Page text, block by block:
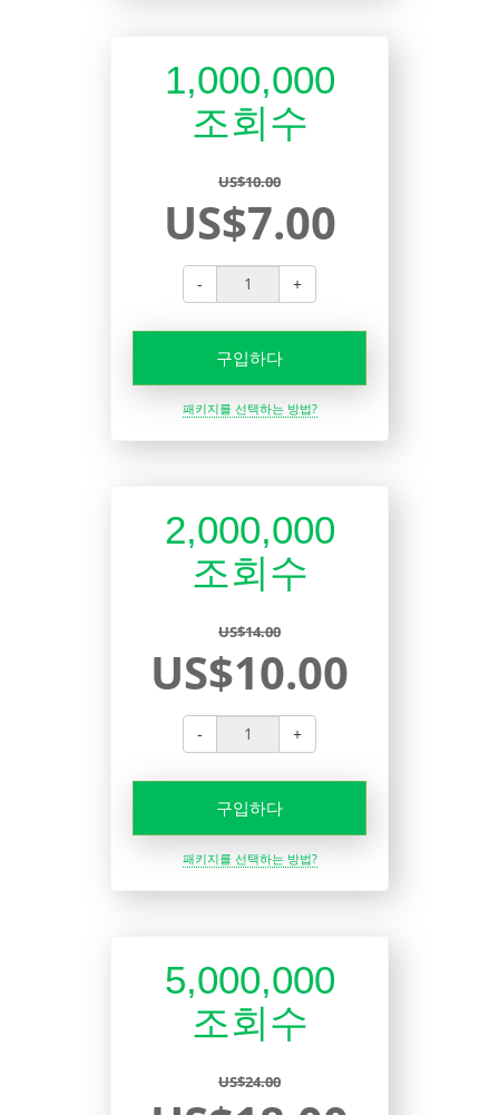
1,000,000
조회수
US$10.00
US$7.00
- +
구입하다
패키지를 선택하는 방법?
2,000,000
조회수
US$14.00
US$10.00
- +
구입하다
패키지를 선택하는 방법?
5,000,000
조회수
US$24.00